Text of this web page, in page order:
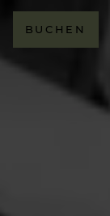
BUCHEN